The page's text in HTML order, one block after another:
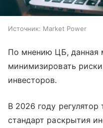
Источник: Market Power
По мнению ЦБ, данная
минимизировать
инвесторов.
В 2026 году регулятор
стандарт раскрытия